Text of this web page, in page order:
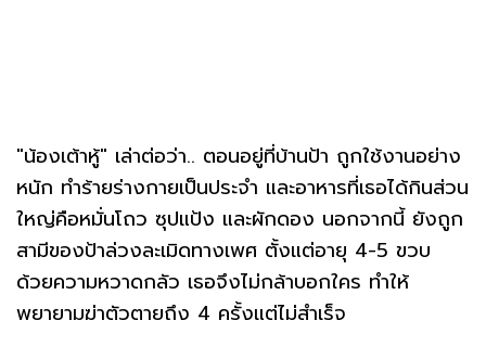
"น้องเต้าหู้" เล่าต่อว่า.. ตอนอยู่ที่บ้านป้า ถูกใช้งานอย่าง
หนัก ทำร้ายร่างกายเป็นประจำ และอาหารที่เธอได้กินส่วน
ใหญ่คือหมั่นโถว ซุปแป้ง และผักดอง นอกจากนี้ ยังถูก
สามีของป้าล่วงละเมิดทางเพศ ตั้งแต่อายุ 4-5 ขวบ
ด้วยความหวาดกลัว เธอจึงไม่กล้าบอกใคร ทำให้
พยายามฆ่าตัวตายถึง 4 ครั้งแต่ไม่สำเร็จ